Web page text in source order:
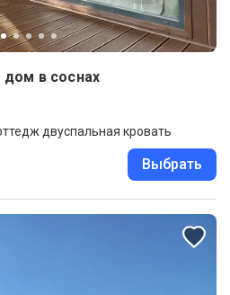
в соснах
двуспальная кровать
Выбрать